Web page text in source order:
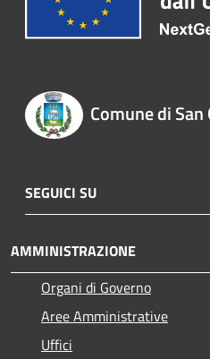
Comune di
SEGUICI SU
AMMINISTRAZIONE
Organi di Governo
Aree Amministrative
Uffici